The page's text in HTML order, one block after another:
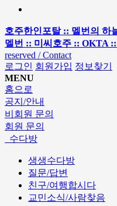
호주한인포탈 :: 멜번의 하
멜번 :: 미씨호주 :: OKTA
reserved / Contact
로그인 회원가입 정보찾기
MENU
홈으로
공지/안내
비회원 문의
회원 문의
수다방
생생수다방
질문/답변
친구/여행합시다
교민소식/사람찾음